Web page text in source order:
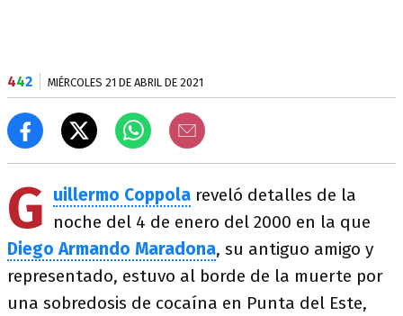
442 MIÉRCOLES 21 DE ABRIL DE 2021
G uillermo Coppola reveló detalles de la
noche del 4 de enero del 2000 en la que
Diego Armando Maradona, su antiguo amigo y
representado, estuvo al borde de la muerte por
una sobredosis de cocaína en Punta del Este,